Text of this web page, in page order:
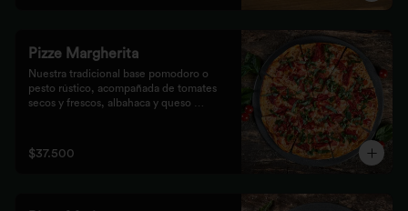
Pizze Margherita
Nuestra tradicional base pomodoro o
pesto rústico, acompañada de tomates
secos y frescos, albahaca y queso
$37.500